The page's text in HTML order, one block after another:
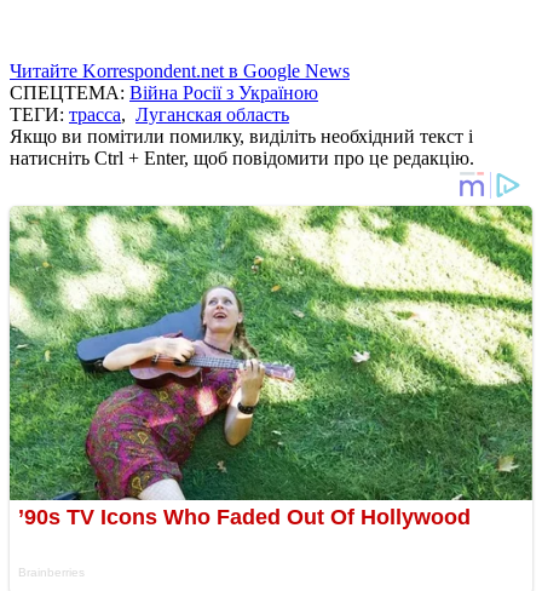
Читайте Korrespondent.net в Google News
СПЕЦТЕМА: Війна Росії з Україною
ТЕГИ: трасса, Луганская область
Якщо ви помітили помилку, виділіть необхідний текст і
натисніть Ctrl + Enter, щоб повідомити про це редакцію.